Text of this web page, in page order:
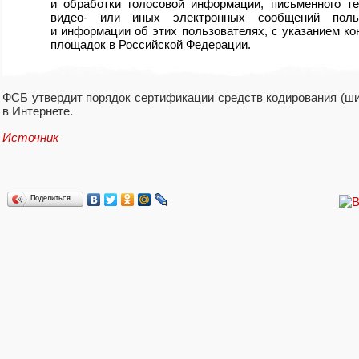
и обработки голосовой информации,
письменного
видео- или иных электронных сообщений
и информации об этих пользователях, с указанием
площадок в Российской Федерации.
ФСБ утвердит порядок сертификации средств кодирования (
в Интернете.
Источник
Поделиться…